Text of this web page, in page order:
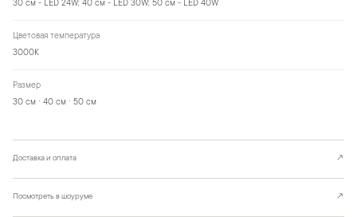
30 см - LED 24W; 40 см - LED 30W; 50 см - LED 40W
Цветовая температура
3000K
Размер
30 см · 40 см · 50 см
Доставка и оплата ↗
Посмотреть в шоуруме ↗